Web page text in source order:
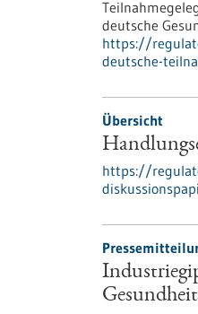
deutsche
https://
deutsche-
Übersicht
https://